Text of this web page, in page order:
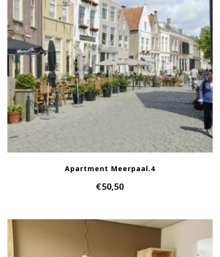
Apartment Meerpaal.4
€50,50